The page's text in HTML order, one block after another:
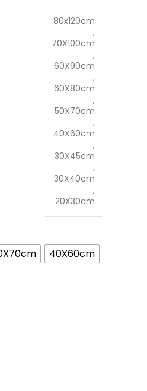
80x120cm
,
70X100cm
,
60X90cm
,
60X80cm
,
50X70cm
,
40X60cm
,
30X45cm
,
30X40cm
,
20X30cm
40X60cm